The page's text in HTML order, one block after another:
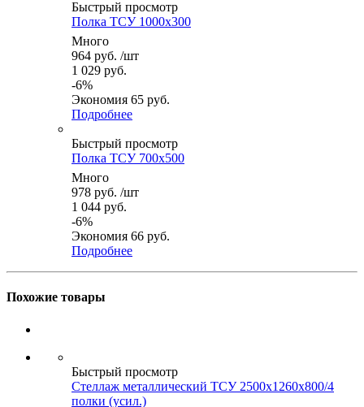
Быстрый просмотр
Полка ТСУ 1000x300
Много
964 руб. /шт
1 029 руб.
-6%
Экономия 65 руб.
Подробнее
Быстрый просмотр
Полка ТСУ 700x500
Много
978 руб. /шт
1 044 руб.
-6%
Экономия 66 руб.
Подробнее
Похожие товары
Быстрый просмотр
Стеллаж металлический ТСУ 2500x1260x800/4
полки (усил.)